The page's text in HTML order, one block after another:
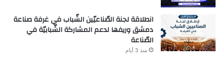
انطلاقة لجنة الصّناعيّين الشّباب في غرفة صناعة
دمشق وريفها لدعم المشاركة الشّبابيّة في
الصّناعة
منذ 3 أيام